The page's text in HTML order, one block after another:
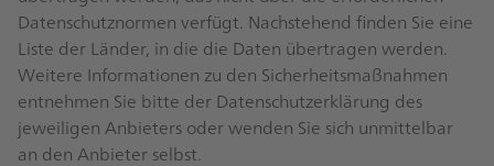
Datenschutznormen verfügt. Nachstehend finden Sie eine
Liste der Länder, in die die Daten übertragen werden.
Weitere Informationen zu den Sicherheitsmaßnahmen
entnehmen Sie bitte der Datenschutzerklärung des
jeweiligen Anbieters oder wenden Sie sich unmittelbar
an den Anbieter selbst.